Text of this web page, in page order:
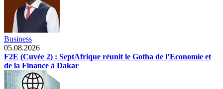
Business
05.08.2026
F2E (Cuvée 2) : SeptAfrique réunit le Gotha de l’Economie et
de la Finance à Dakar